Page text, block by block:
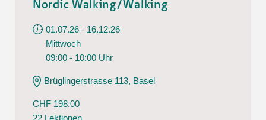
Nordic Walking/Walking
01.07.26 - 16.12.26
Mittwoch
09:00 - 10:00 Uhr
Brüglingerstrasse 113, Basel
CHF 198.00
22 Lektionen